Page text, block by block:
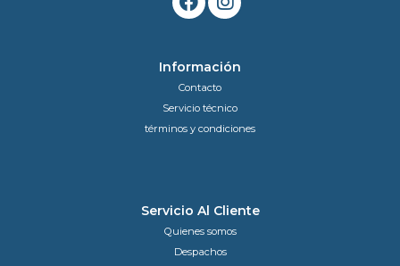
Información
Contacto
Servicio técnico
términos y condiciones
Servicio Al Cliente
Quienes somos
Despachos